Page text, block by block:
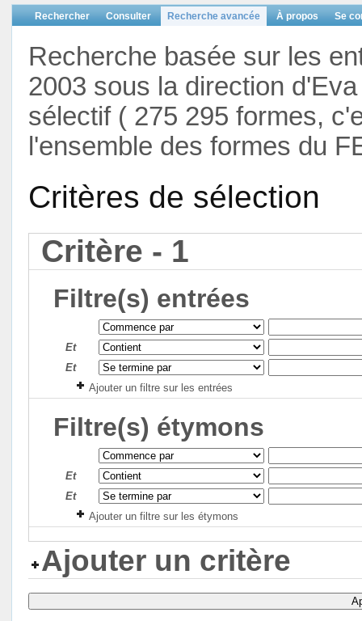
Rechercher Consulter Recherche avancée À propos Se
Recherche basée sur les
2003 sous la direction
sélectif ( 275 295 formes,
l'ensemble des formes du
Critères de sélection
Critère - 1
Filtre(s) entrées
Et
Et
Ajouter un filtre sur les entrées
Filtre(s) étymons
Et
Et
Ajouter un filtre sur les étymons
Ajouter un critère